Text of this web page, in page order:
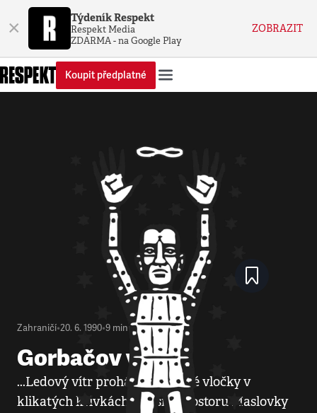
× Týdeník Respekt
Respekt Media
ZDARMA - na Google Play
ZOBRAZIT
Koupit předplatné
Zahraničí•20. 6. 1990•9 minut
Gorbačov v síti
...Ledový vítr proháněl sněhové vločky v
klikatých křivkách, kdesi v prostoru Maslovky